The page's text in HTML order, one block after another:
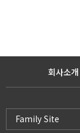
회사소개
Family Site